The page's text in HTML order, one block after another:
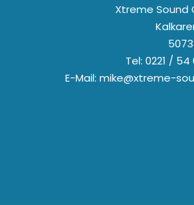
Xtreme Sound
Tel: 0221 / 54
E-Mail: mike@xtreme-